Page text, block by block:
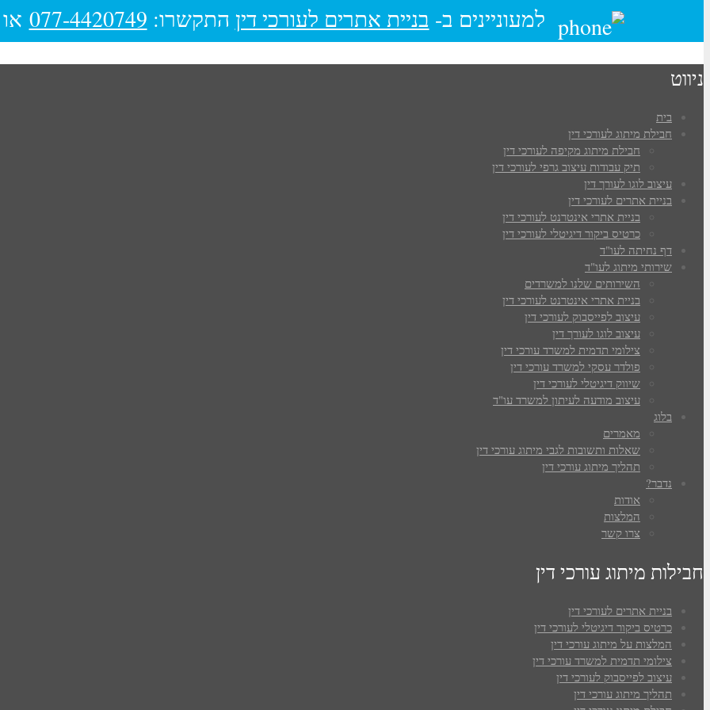
למעוניינים ב- בניית אתרים לעורכי דין התקשרו: 077-4420749
ניווט
בית
חבילת מיתוג לעורכי דין
חבילת מיתוג מקיפה לעורכי דין
תיק עבודות עיצוב גרפי לעורכי דין
עיצוב לוגו לעורך דין
בניית אתרים לעורכי דין
בניית אתרי אינטרנט לעורכי דין
כרטיס ביקור דיגיטלי לעורכי דין
דף נחיתה לעו"ד
שירותי מיתוג לעו"ד
השירותים שלנו למשרדים
בניית אתרי אינטרנט לעורכי דין
עיצוב לפייסבוק לעורכי דין
עיצוב לוגו לעורך דין
צילומי תדמית למשרד עורכי דין
פולדר עסקי למשרד עורכי דין
שיווק דיגיטלי לעורכי דין
עיצוב מודעה לעיתון למשרד עו"ד
בלוג
מאמרים
שאלות ותשובות לגבי מיתוג עורכי דין
תהליך מיתוג עורכי דין
נדבר?
אודות
המלצות
צרו קשר
חבילות מיתוג עורכי דין
בניית אתרים לעורכי דין
כרטיס ביקור דיגיטלי לעורכי דין
המלצות על מיתוג עורכי דין
צילומי תדמית למשרד עורכי דין
עיצוב לפייסבוק לעורכי דין
תהליך מיתוג עורכי דין